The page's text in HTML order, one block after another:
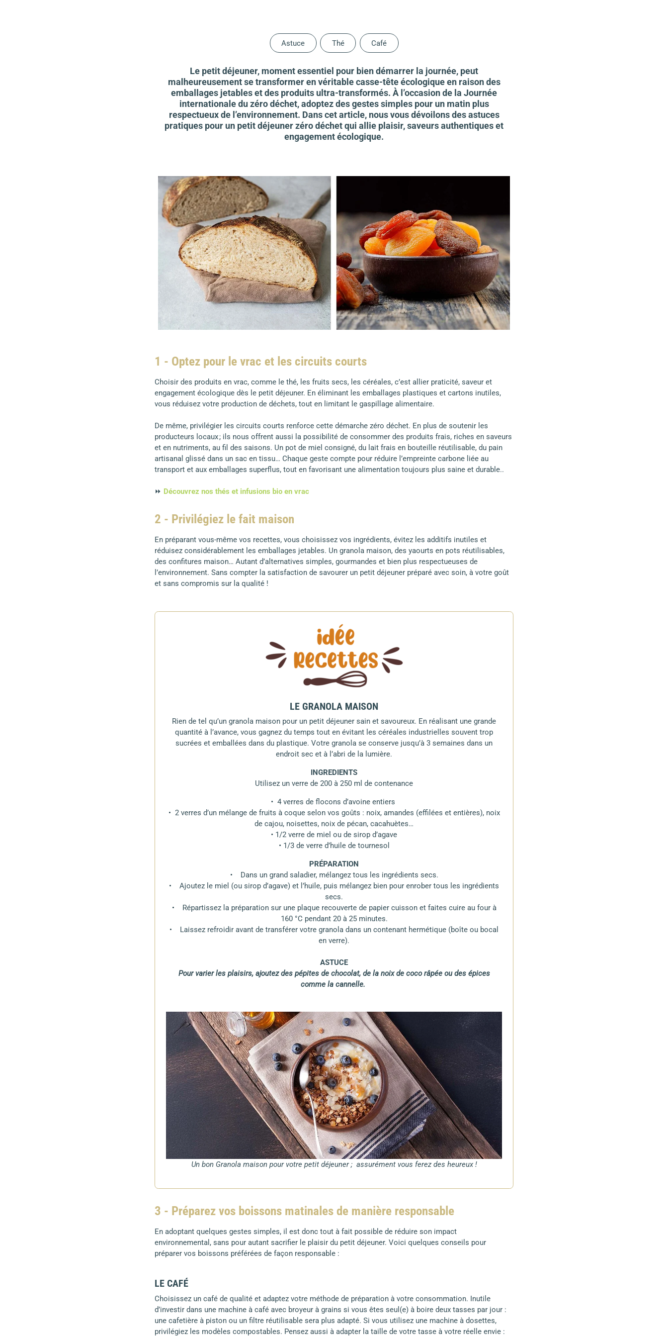
Astuce Thé Café
Le petit déjeuner, moment essentiel pour bien démarrer la journée, peut
malheureusement se transformer en véritable casse-tête écologique en raison des
emballages jetables et des produits ultra-transformés. À l’occasion de la Journée
internationale du zéro déchet, adoptez des gestes simples pour un matin plus
respectueux de l’environnement. Dans cet article, nous vous dévoilons des astuces
pratiques pour un petit déjeuner zéro déchet qui allie plaisir, saveurs authentiques et
engagement écologique.
1 - Optez pour le vrac et les circuits courts
Choisir des produits en vrac, comme le thé, les fruits secs, les céréales, c’est allier praticité, saveur et
engagement écologique dès le petit déjeuner. En éliminant les emballages plastiques et cartons inutiles,
vous réduisez votre production de déchets, tout en limitant le gaspillage alimentaire.
De même, privilégier les circuits courts renforce cette démarche zéro déchet. En plus de soutenir les
producteurs locaux ; ils nous offrent aussi la possibilité de consommer des produits frais, riches en saveurs
et en nutriments, au fil des saisons. Un pot de miel consigné, du lait frais en bouteille réutilisable, du pain
artisanal glissé dans un sac en tissu… Chaque geste compte pour réduire l’empreinte carbone liée au
transport et aux emballages superflus, tout en favorisant une alimentation toujours plus saine et durable..
⏩ Découvrez nos thés et infusions bio en vrac
2 - Privilégiez le fait maison
En préparant vous-même vos recettes, vous choisissez vos ingrédients, évitez les additifs inutiles et
réduisez considérablement les emballages jetables. Un granola maison, des yaourts en pots réutilisables,
des confitures maison… Autant d’alternatives simples, gourmandes et bien plus respectueuses de
l’environnement. Sans compter la satisfaction de savourer un petit déjeuner préparé avec soin, à votre goût
et sans compromis sur la qualité !
LE GRANOLA MAISON
Rien de tel qu’un granola maison pour un petit déjeuner sain et savoureux. En réalisant une grande
quantité à l’avance, vous gagnez du temps tout en évitant les céréales industrielles souvent trop
sucrées et emballées dans du plastique. Votre granola se conserve jusqu’à 3 semaines dans un
endroit sec et à l’abri de la lumière.
INGREDIENTS
Utilisez un verre de 200 à 250 ml de contenance
• 4 verres de flocons d’avoine entiers
• 2 verres d’un mélange de fruits à coque selon vos goûts : noix, amandes (effilées et entières), noix
de cajou, noisettes, noix de pécan, cacahuètes…
• 1/2 verre de miel ou de sirop d’agave
• 1/3 de verre d’huile de tournesol
PRÉPARATION
• Dans un grand saladier, mélangez tous les ingrédients secs.
• Ajoutez le miel (ou sirop d’agave) et l’huile, puis mélangez bien pour enrober tous les ingrédients
secs.
• Répartissez la préparation sur une plaque recouverte de papier cuisson et faites cuire au four à
160 °C pendant 20 à 25 minutes.
• Laissez refroidir avant de transférer votre granola dans un contenant hermétique (boîte ou bocal
en verre).
ASTUCE
Pour varier les plaisirs, ajoutez des pépites de chocolat, de la noix de coco râpée ou des épices
comme la cannelle.
Un bon Granola maison pour votre petit déjeuner ; assurément vous ferez des heureux !
3 - Préparez vos boissons matinales de manière responsable
En adoptant quelques gestes simples, il est donc tout à fait possible de réduire son impact
environnemental, sans pour autant sacrifier le plaisir du petit déjeuner. Voici quelques conseils pour
préparer vos boissons préférées de façon responsable :
LE CAFÉ
Choisissez un café de qualité et adaptez votre méthode de préparation à votre consommation. Inutile
d’investir dans une machine à café avec broyeur à grains si vous êtes seul(e) à boire deux tasses par jour :
une cafetière à piston ou un filtre réutilisable sera plus adapté. Si vous utilisez une machine à dosettes,
privilégiez les modèles compostables. Pensez aussi à adapter la taille de votre tasse à votre réelle envie :